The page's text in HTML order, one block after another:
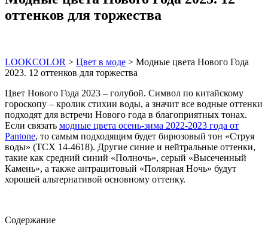
оттенков для торжества
LOOKCOLOR > Цвет в моде > Модные цвета Нового Года
2023. 12 оттенков для торжества
Цвет Нового Года 2023 – голубой. Символ по китайскому
гороскопу – кролик стихии воды, а значит все водные оттенки
подходят для встречи Нового года в благоприятных тонах.
Если связать модные цвета осень-зима 2022-2023 года от
Pantone, то самым подходящим будет бирюзовый тон «Струя
воды» (ТСХ 14-4618). Другие синие и нейтральные оттенки,
такие как средний синий «Полночь», серый «Высеченный
Камень», а также антрацитовый «Полярная Ночь» будут
хорошей альтернативой основному оттенку.
Содержание